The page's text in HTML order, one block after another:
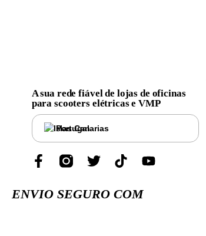
A sua rede fiável de lojas de oficinas
para scooters elétricas e VMP
Portugal
ENVIO SEGURO COM